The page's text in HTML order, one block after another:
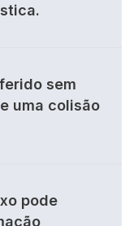
sem
uma colisão
pode